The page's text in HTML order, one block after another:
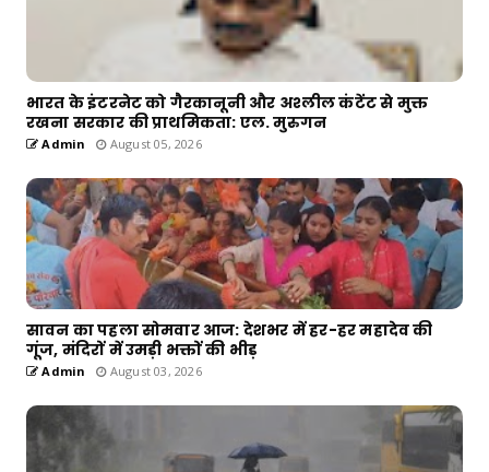
भारत के इंटरनेट को गैरकानूनी और अश्लील कंटेंट से मुक्त
रखना सरकार की प्राथमिकता: एल. मुरुगन
Admin August 05, 2026
सावन का पहला सोमवार आज: देशभर में हर-हर महादेव की
गूंज, मंदिरों में उमड़ी भक्तों की भीड़
Admin August 03, 2026